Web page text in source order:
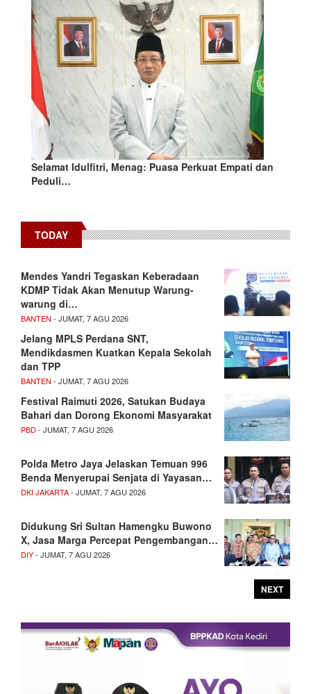
Selamat Idulfitri, Menag: Puasa Perkuat Empati dan
Peduli…
TODAY
Mendes Yandri Tegaskan Keberadaan
KDMP Tidak Akan Menutup Warung-
warung di…
BANTEN - JUMAT, 7 AGU 2026
Jelang MPLS Perdana SNT,
Mendikdasmen Kuatkan Kepala Sekolah
dan TPP
BANTEN - JUMAT, 7 AGU 2026
Festival Raimuti 2026, Satukan Budaya
Bahari dan Dorong Ekonomi Masyarakat
PBD- JUMAT, 7 AGU 2026
Polda Metro Jaya Jelaskan Temuan 996
Benda Menyerupai Senjata di Yayasan…
DKI JAKARTA- JUMAT, 7 AGU 2026
Didukung Sri Sultan Hamengku Buwono
X, Jasa Marga Percepat Pengembangan…
DIY- JUMAT, 7 AGU 2026
NEXT